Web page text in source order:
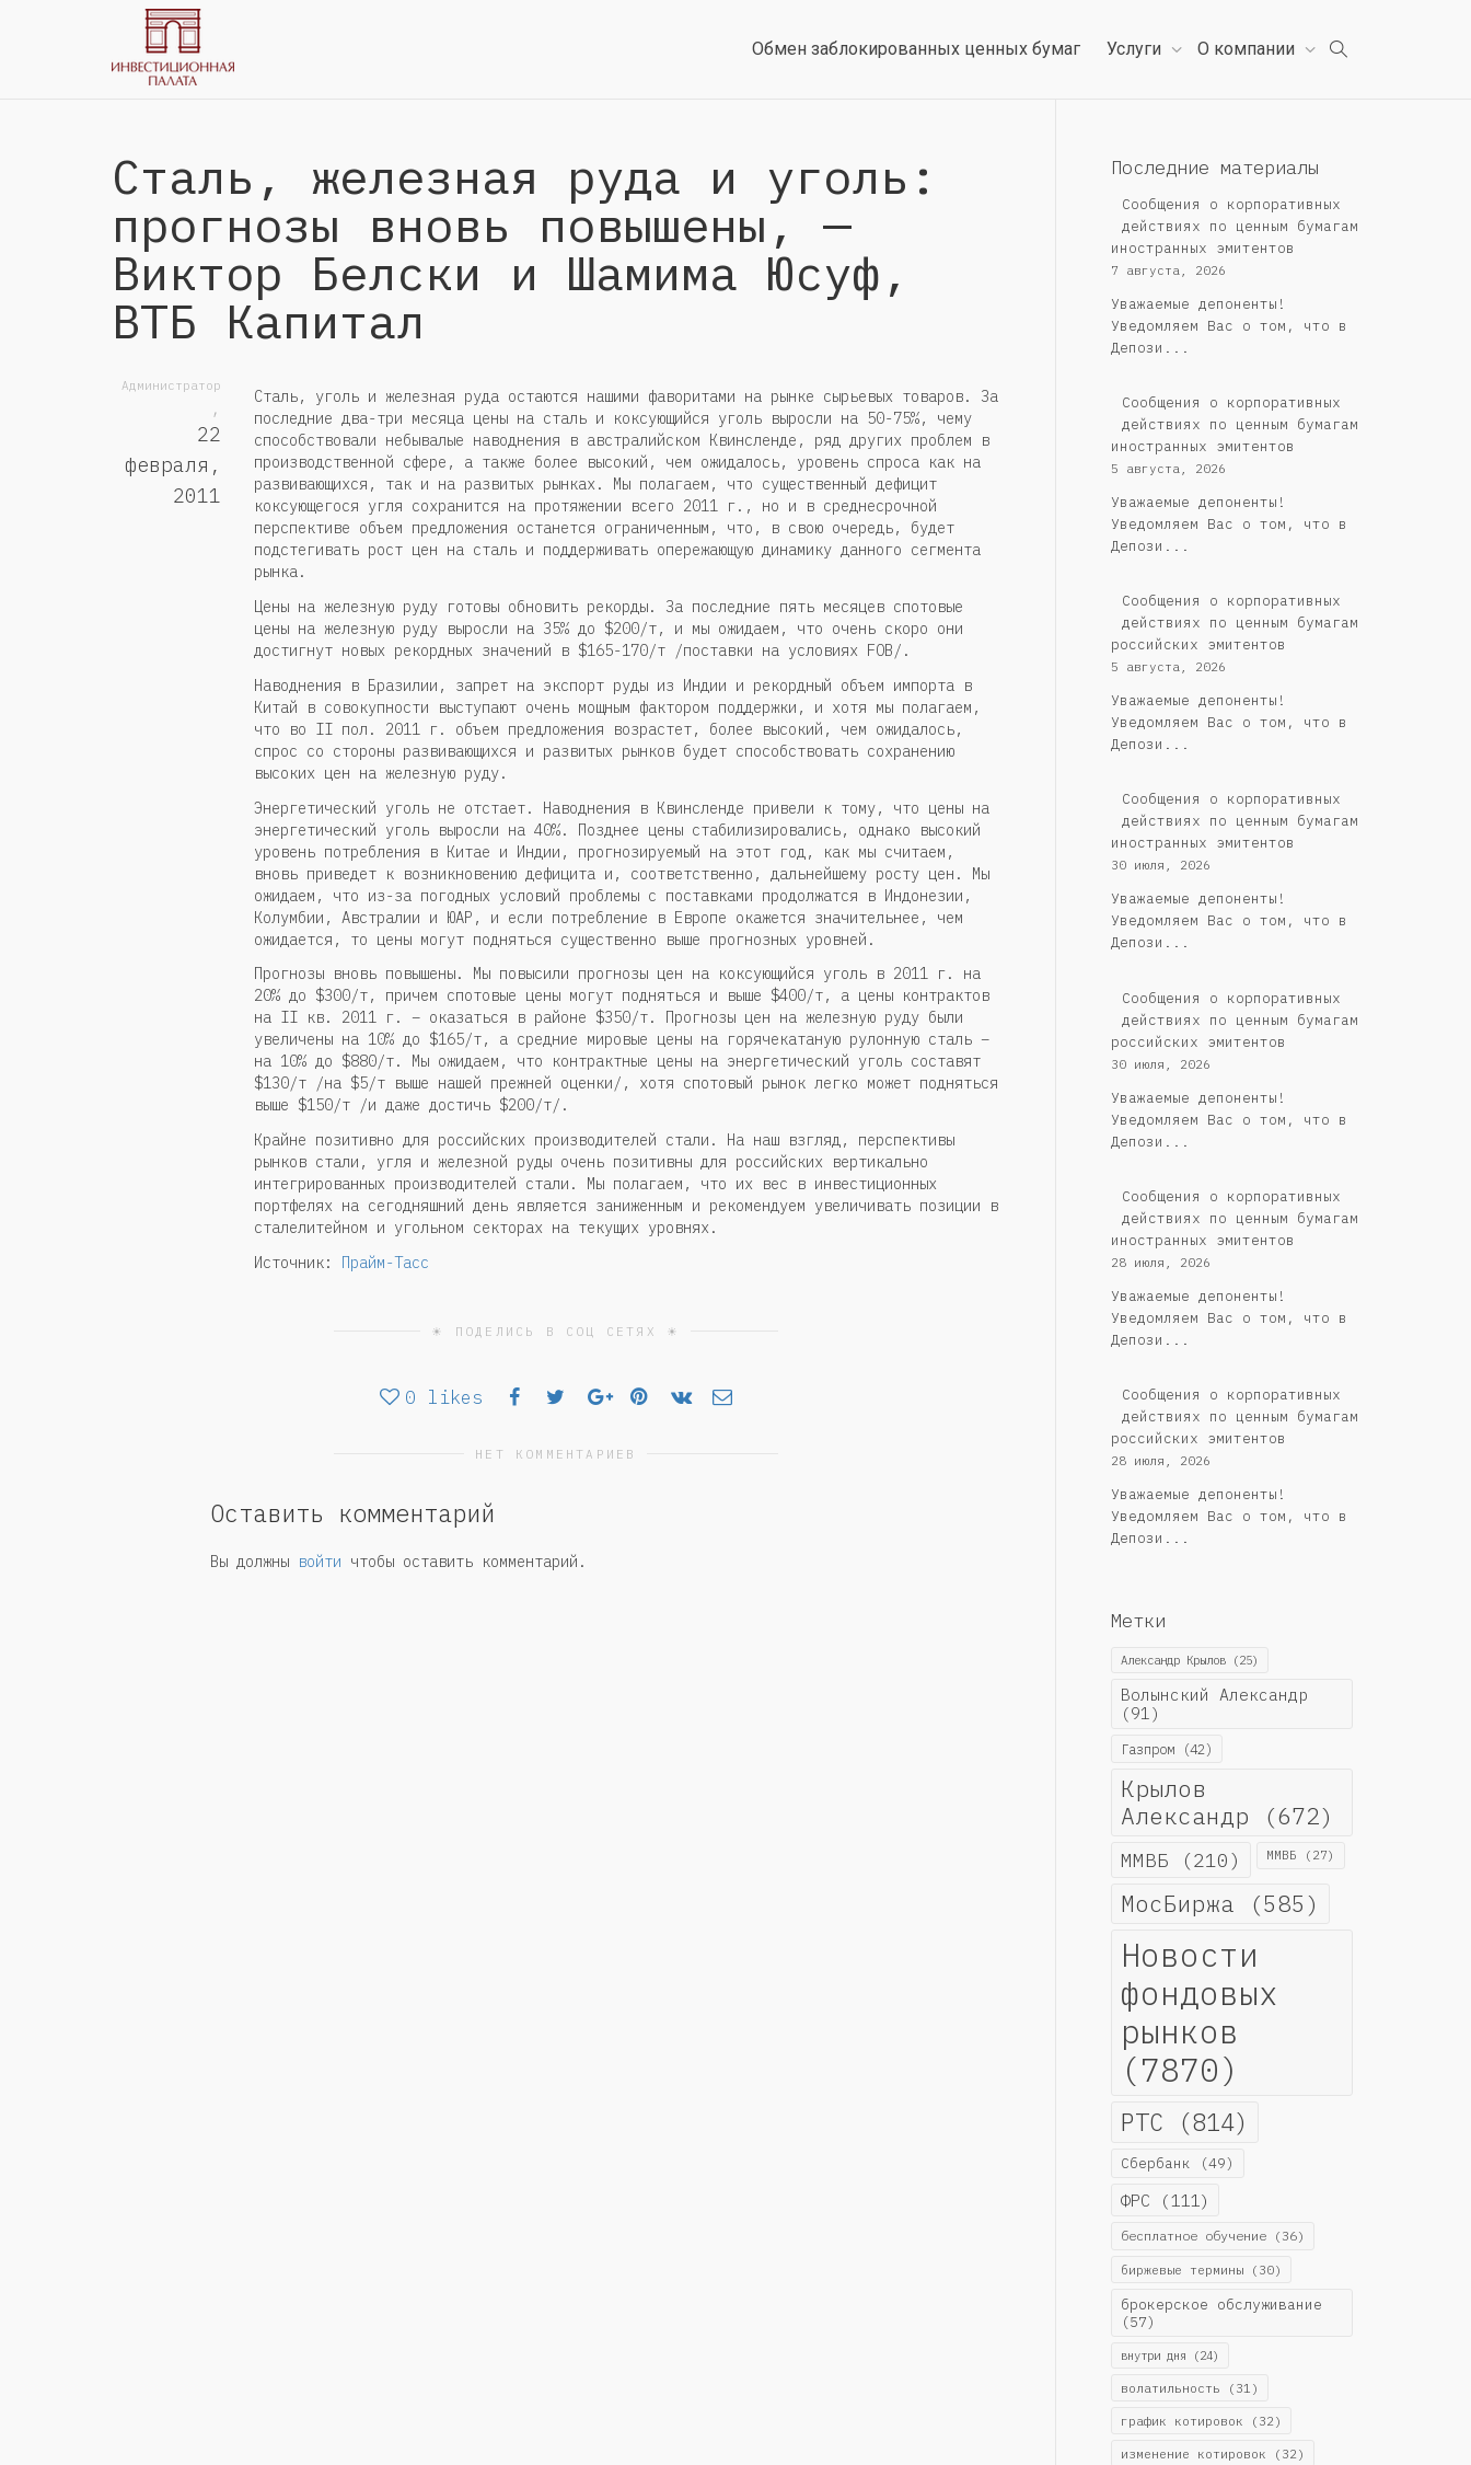
Обмен заблокированных ценных бумаг Услуги О компании
Сталь, железная руда и уголь:
прогнозы вновь повышены, —
Виктор Белски и Шамима Юсуф,
ВТБ Капитал
Администратор
,
22
февраля,
2011
Сталь, уголь и железная руда остаются нашими фаворитами на рынке сырьевых товаров. За
последние два-три месяца цены на сталь и коксующийся уголь выросли на 50-75%, чему
способствовали небывалые наводнения в австралийском Квинсленде, ряд других проблем в
производственной сфере, а также более высокий, чем ожидалось, уровень спроса как на
развивающихся, так и на развитых рынках. Мы полагаем, что существенный дефицит
коксующегося угля сохранится на протяжении всего 2011 г., но и в среднесрочной
перспективе объем предложения останется ограниченным, что, в свою очередь, будет
подстегивать рост цен на сталь и поддерживать опережающую динамику данного сегмента
рынка.
Цены на железную руду готовы обновить рекорды. За последние пять месяцев спотовые
цены на железную руду выросли на 35% до $200/т, и мы ожидаем, что очень скоро они
достигнут новых рекордных значений в $165-170/т /поставки на условиях FOB/.
Наводнения в Бразилии, запрет на экспорт руды из Индии и рекордный объем импорта в
Китай в совокупности выступают очень мощным фактором поддержки, и хотя мы полагаем,
что во II пол. 2011 г. объем предложения возрастет, более высокий, чем ожидалось,
спрос со стороны развивающихся и развитых рынков будет способствовать сохранению
высоких цен на железную руду.
Энергетический уголь не отстает. Наводнения в Квинсленде привели к тому, что цены на
энергетический уголь выросли на 40%. Позднее цены стабилизировались, однако высокий
уровень потребления в Китае и Индии, прогнозируемый на этот год, как мы считаем,
вновь приведет к возникновению дефицита и, соответственно, дальнейшему росту цен. Мы
ожидаем, что из-за погодных условий проблемы с поставками продолжатся в Индонезии,
Колумбии, Австралии и ЮАР, и если потребление в Европе окажется значительнее, чем
ожидается, то цены могут подняться существенно выше прогнозных уровней.
Прогнозы вновь повышены. Мы повысили прогнозы цен на коксующийся уголь в 2011 г. на
20% до $300/т, причем спотовые цены могут подняться и выше $400/т, а цены контрактов
на II кв. 2011 г. – оказаться в районе $350/т. Прогнозы цен на железную руду были
увеличены на 10% до $165/т, а средние мировые цены на горячекатаную рулонную сталь –
на 10% до $880/т. Мы ожидаем, что контрактные цены на энергетический уголь составят
$130/т /на $5/т выше нашей прежней оценки/, хотя спотовый рынок легко может подняться
выше $150/т /и даже достичь $200/т/.
Крайне позитивно для российских производителей стали. На наш взгляд, перспективы
рынков стали, угля и железной руды очень позитивны для российских вертикально
интегрированных производителей стали. Мы полагаем, что их вес в инвестиционных
портфелях на сегодняшний день является заниженным и рекомендуем увеличивать позиции в
сталелитейном и угольном секторах на текущих уровнях.
Источник: Прайм-Тасс
☀ ПОДЕЛИСЬ В СОЦ СЕТЯХ ☀
0 likes
НЕТ КОММЕНТАРИЕВ
Оставить комментарий
Вы должны войти чтобы оставить комментарий.
Последние материалы
Сообщения о корпоративных
действиях по ценным бумагам
иностранных эмитентов
7 августа, 2026
Уважаемые депоненты!
Уведомляем Вас о том, что в
Депози...
Сообщения о корпоративных
действиях по ценным бумагам
иностранных эмитентов
5 августа, 2026
Уважаемые депоненты!
Уведомляем Вас о том, что в
Депози...
Cообщения о корпоративных
действиях по ценным бумагам
российских эмитентов
5 августа, 2026
Уважаемые депоненты!
Уведомляем Вас о том, что в
Депози...
Сообщения о корпоративных
действиях по ценным бумагам
иностранных эмитентов
30 июля, 2026
Уважаемые депоненты!
Уведомляем Вас о том, что в
Депози...
Cообщения о корпоративных
действиях по ценным бумагам
российских эмитентов
30 июля, 2026
Уважаемые депоненты!
Уведомляем Вас о том, что в
Депози...
Сообщения о корпоративных
действиях по ценным бумагам
иностранных эмитентов
28 июля, 2026
Уважаемые депоненты!
Уведомляем Вас о том, что в
Депози...
Cообщения о корпоративных
действиях по ценным бумагам
российских эмитентов
28 июля, 2026
Уважаемые депоненты!
Уведомляем Вас о том, что в
Депози...
Метки
Александр Крылов(25)
Волынский Александр
(91)
Газпром(42)
Крылов
Александр (672)
ММВБ (210) ММВБ (27)
МосБиржа (585)
Новости
фондовых
рынков
(7870)
РТС (814)
Сбербанк (49)
ФРС (111)
бесплатное обучение(36)
биржевые термины(30)
брокерское обслуживание
(57)
внутри дня (24)
волатильность (31)
график котировок (32)
изменение котировок (32)